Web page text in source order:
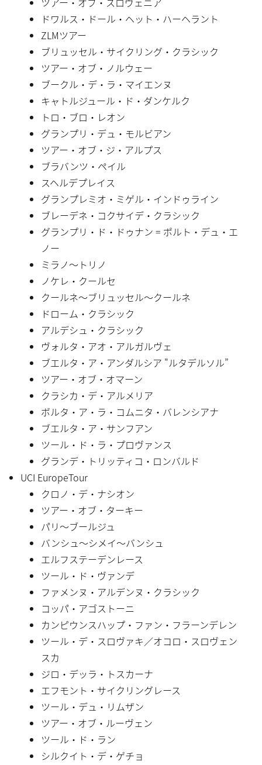
ドワルス・ドール・ヘット・ハーヘラント
ZLMツアー
ブリュッセル・サイクリング・クラシック
ツアー・オブ・ノルウェー
ブークル・デ・ラ・マイエンヌ
キャトルジュール・ド・ダンケルク
トロ・ブロ・レオン
グランプリ・デュ・モルビアン
ツアー・オブ・ジ・アルプス
ブラバンツ・ペイル
スヘルデプレイス
グランプレミオ・ミゲル・インドゥライン
ブレーデネ・コクサイデ・クラシック
グランプリ・ド・ドゥナン = ポルト・デュ・エ
ノー
ミラノ〜トリノ
ノケレ・クールセ
クールネ〜ブリュッセル〜クールネ
ドローム・クラシック
アルデシュ・クラシック
ヴォルタ・アオ・アルガルヴェ
ブエルタ・ア・アンダルシア "ルタデルソル”
ツアー・オブ・オマーン
クラシカ・デ・アルメリア
ボルタ・ア・ラ・コムニタ・バレンシアナ
ブエルタ・ア・サンフアン
ツール・ド・ラ・プロヴァンス
グランデ・トリッティコ・ロンバルド
UCI EuropeTour
クロノ・デ・ナシオン
ツアー・オブ・ターキー
パリ〜ブールジュ
バンシュ〜シメイ〜バンシュ
エルフステーデンレース
ツール・ド・ヴァンデ
ファメンヌ・アルデンヌ・クラシック
コッパ・アゴストーニ
カンピウンスハップ・ファン・フラーンデレン
ツール・デ・スロヴァキ／オコロ・スロヴェン
スカ
ジロ・デッラ・トスカーナ
エフモント・サイクリングレース
ツール・デュ・リムザン
ツアー・オブ・ルーヴェン
ツール・ド・ラン
シルクイト・デ・ゲチョ